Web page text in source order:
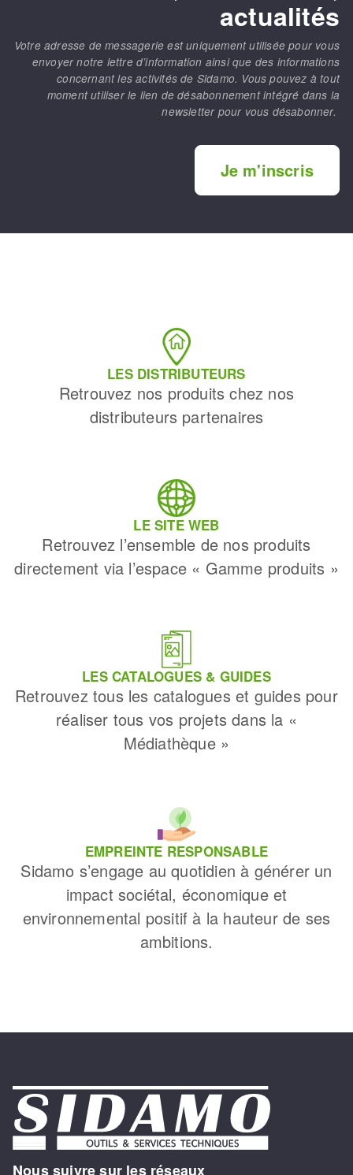
actualités
Votre adresse de messagerie est uniquement utilisée pour vous
envoyer notre lettre d’information ainsi que des informations
concernant les activités de Sidamo. Vous pouvez à tout
moment utiliser le lien de désabonnement intégré dans la
newsletter pour vous désabonner.
Je m'inscris
LES DISTRIBUTEURS
Retrouvez nos produits chez nos
distributeurs partenaires
LE SITE WEB
Retrouvez l’ensemble de nos produits
directement via l’espace « Gamme produits »
LES CATALOGUES & GUIDES
Retrouvez tous les catalogues et guides pour
réaliser tous vos projets dans la «
Médiathèque »
EMPREINTE RESPONSABLE
Sidamo s’engage au quotidien à générer un
impact sociétal, économique et
environnemental positif à la hauteur de ses
ambitions.
Nous suivre sur les réseaux